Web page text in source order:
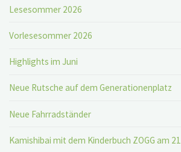
Lesesommer 2026
Vorlesesommer 2026
Highlights im Juni
Neue Rutsche auf dem Generationenplatz
Neue Fahrradständer
Kamishibai mit dem Kinderbuch ZOGG am